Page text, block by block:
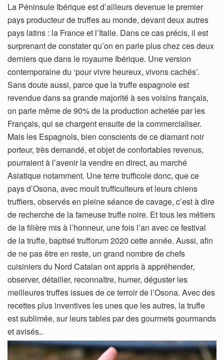
La Péninsule Ibérique est d’ailleurs devenue le premier
pays producteur de truffes au monde, devant deux autres
pays latins : la France et l’Italie. Dans ce cas précis, il est
surprenant de constater qu’on en parle plus chez ces deux
derniers que dans le royaume Ibérique. Une version
contemporaine du ‘pour vivre heureux, vivons cachés’.
Sans doute aussi, parce que la truffe espagnole est
revendue dans sa grande majorité à ses voisins français,
on parle même de 90% de la production achetée par les
Français, qui se chargent ensuite de la commercialiser.
Mais les Espagnols, bien conscients de ce diamant noir
porteur, très demandé, et objet de confortables revenus,
pourraient à l’avenir la vendre en direct, au marché
Asiatique notamment. Une terre trufficole donc, que ce
pays d’Osona, avec moult trufficulteurs et leurs chiens
truffiers, observés en pleine séance de cavage, c’est à dire
de recherche de la fameuse truffe noire. Et tous les métiers
de la filière mis à l’honneur, une fois l’an avec ce festival
de la truffe, baptisé trufforum 2020 cette année. Aussi, afin
de ne pas être en reste, un grand nombre de chefs
cuisiniers du Nord Catalan ont appris à appréhender,
observer, détailler, reconnaître, humer, déguster les
meilleures truffes issues de ce terroir de l’Osona. Avec des
recettes plus inventives les unes que les autres, la truffe
est sublimée, sur leurs tables par des gourmets gourmands
et avisés..